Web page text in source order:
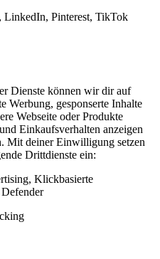
Pinterest, TikTok
Dienste können wir dir auf
Werbung, gesponserte Inhalte
Webseite oder Produkte
Einkaufsverhalten anzeigen
Mit deiner Einwilligung setzen
Drittdienste ein:
Klickbasierte